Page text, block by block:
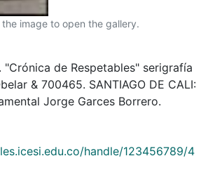
the image to open the gallery.
"Crónica de Respetables" serigrafía
& 700465. SANTIAGO DE CALI:
Jorge Garces Borrero.
handle/123456789/4